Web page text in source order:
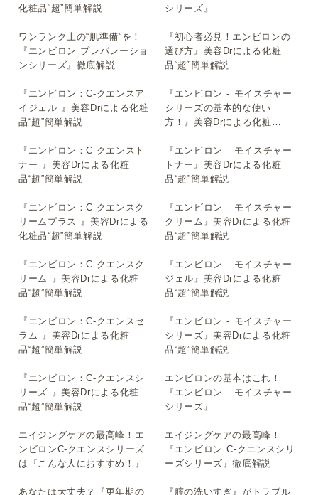
化粧品“超”簡単解説
シリーズ』
▶
ワンランク上の“肌準備”を！
『エンビロン プレパレーショ
ンシリーズ』徹底解説
▶
『初心者必見！エンビロンの
選び方』美容Drによる化粧
品“超”簡単解説
▶
『エンビロン：C-クエンスア
イジェル 』美容Drによる化粧
品“超”簡単解説
▶
『エンビロン - モイスチャー
シリーズの基本的な使い
方！』美容Drによる化粧
▶
『エンビロン：C-クエンスト
ナー 』美容Drによる化粧
品“超”簡単解説
▶
『エンビロン - モイスチャー
トナー』美容Drによる化粧
品“超”簡単解説
▶
『エンビロン：C-クエンスク
リームプラス 』美容Drによる
化粧品“超”簡単解説
▶
『エンビロン - モイスチャー
クリーム』美容Drによる化粧
品“超”簡単解説
▶
『エンビロン：C-クエンスク
リーム 』美容Drによる化粧
品“超”簡単解説
▶
『エンビロン - モイスチャー
ジェル』美容Drによる化粧
品“超”簡単解説
▶
『エンビロン：C-クエンスセ
ラム 』美容Drによる化粧
品“超”簡単解説
▶
『エンビロン - モイスチャー
シリーズ』美容Drによる化粧
品“超”簡単解説
▶
『エンビロン：C-クエンスシ
リーズ 』美容Drによる化粧
品“超”簡単解説
▶
エンビロンの基本はこれ！
『エンビロン - モイスチャー
シリーズ』
▶
エイジングケアの最高峰！エ
ンビロンC-クエンスシリーズ
は『こんな人におすすめ！』
▶
エイジングケアの最高峰！
『エンビロン C-クエンスシリ
ーズシリーズ』徹底解説
あなたは大丈夫？『更年期の 『腟の洗いすぎ』がトラブル